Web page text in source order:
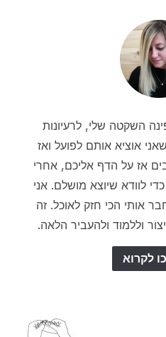
השקטה שלי, לרעיונות
אוציא אותם לפועל ואז
אז על הדף אליכם, אחרי
לוודא שיוצא מושלם. אני
אותי הכי חזק לאוכל. זה
וללמוד ולהעביר הלאה.
לקרוא